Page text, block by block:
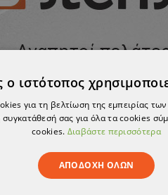
ο ιστότοπος
για τη βελτίωση της εμπειρίας
σας για όλα τα cookies
cookies. Διαβάστε περισσότερα
ΑΠΟΔΟΧΉ ΌΛΩΝ